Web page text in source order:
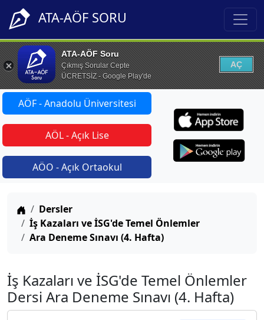
ATA-AÖF SORU
ATA-AÖF Soru
Çıkmış Sorular Cepte
ÜCRETSİZ - Google Play'de
AÇ
AÖF - Anadolu Üniversitesi
AÖL - Açık Lise
AÖO - Açık Ortaokul
Anasayfa
Dersler
İş Kazaları ve İSG'de Temel Önlemler
Ara Deneme Sınavı (4. Hafta)
İş Kazaları ve İSG'de Temel Önlemler
Dersi Ara Deneme Sınavı (4. Hafta)